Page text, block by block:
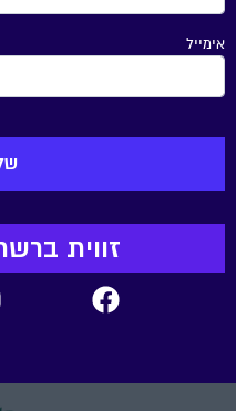
אימייל
זווית